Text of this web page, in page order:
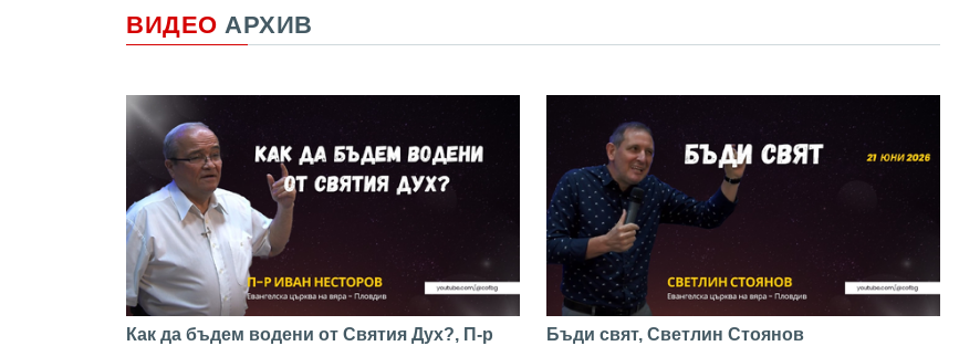
ВИДЕО АРХИВ
Как да бъдем водени от Святия Дух?, П-р
Бъди свят, Светлин Стоянов